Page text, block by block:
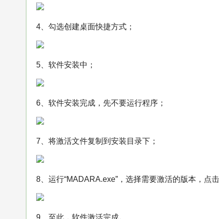
4、勾选创建桌面快捷方式；
5、软件安装中；
6、软件安装完成，先不要运行程序；
7、将激活文件复制到安装目录下；
8、运行“MADARA.exe”，选择需要激活的版本，点击
9、至此，软件激活完成。